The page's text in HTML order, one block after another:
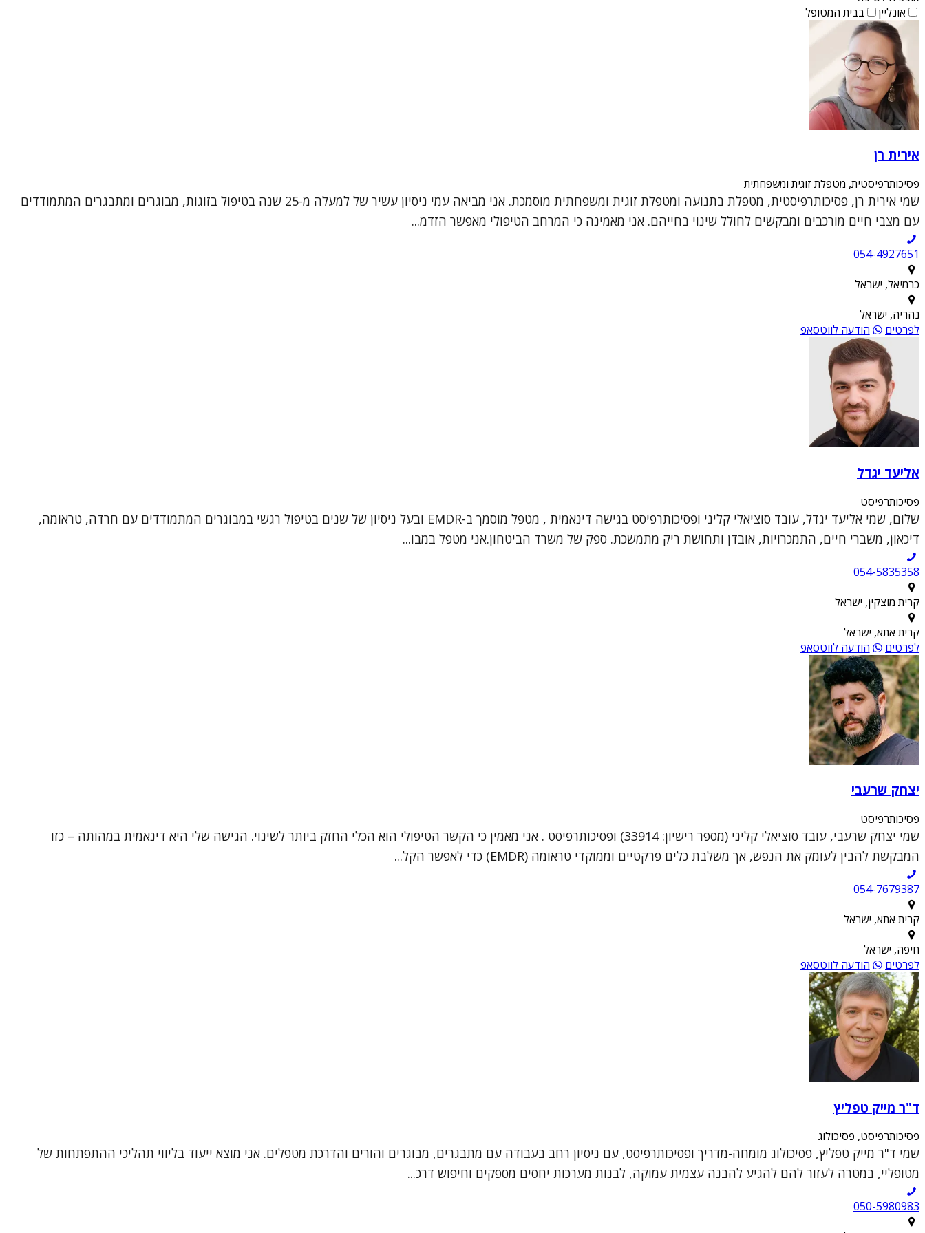
אונליין
בבית המטופל
אירית רן
פסיכותרפיסטית, מטפלת זוגית ומשפחתית
שמי אירית רן, פסיכותרפיסטית, מטפלת בתנועה ומטפלת זוגית ומשפחתית מוסמכת. אני מביאה עמי ניסיון עשיר של למעלה מ-25 שנה בטיפול בזוגות, מבוגרים ומתבגרים המתמודדים
עם מצבי חיים מורכבים ומבקשים לחולל שינוי בחייהם. אני מאמינה כי המרחב הטיפולי מאפשר הזדמ...
054-4927651
כרמיאל, ישראל
נהריה, ישראל
לפרטים
הודעה לווטסאפ
אליעד יגדל
פסיכותרפיסט
שלום, שמי אליעד יגדל, עובד סוציאלי קליני ופסיכותרפיסט בגישה דינאמית , מטפל מוסמך ב-EMDR ובעל ניסיון של שנים בטיפול רגשי במבוגרים המתמודדים עם חרדה, טראומה,
דיכאון, משברי חיים, התמכרויות, אובדן ותחושת ריק מתמשכת. ספק של משרד הביטחון.אני מטפל במבו...
054-5835358
קרית מוצקין, ישראל
קרית אתא, ישראל
לפרטים
הודעה לווטסאפ
יצחק שרעבי
פסיכותרפיסט
שמי יצחק שרעבי, עובד סוציאלי קליני (מספר רישיון: 33914) ופסיכותרפיסט . אני מאמין כי הקשר הטיפולי הוא הכלי החזק ביותר לשינוי. הגישה שלי היא דינאמית במהותה – כזו
המבקשת להבין לעומק את הנפש, אך משלבת כלים פרקטיים וממוקדי טראומה (EMDR) כדי לאפשר הקל...
054-7679387
קרית אתא, ישראל
חיפה, ישראל
לפרטים
הודעה לווטסאפ
ד"ר מייק טפליץ
פסיכותרפיסט, פסיכולוג
שמי ד"ר מייק טפליץ, פסיכולוג מומחה-מדריך ופסיכותרפיסט, עם ניסיון רחב בעבודה עם מתבגרים, מבוגרים והורים והדרכת מטפלים. אני מוצא ייעוד בליווי תהליכי ההתפתחות של
מטופליי, במטרה לעזור להם להגיע להבנה עצמית עמוקה, לבנות מערכות יחסים מספקים וחיפוש דרכ...
050-5980983